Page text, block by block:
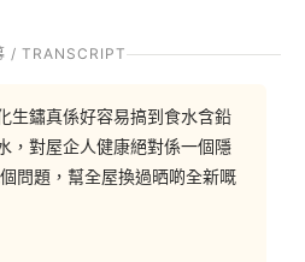
/ TRANSCRIPT
生鏽真係好容易搞到食水含鉛
，對屋企人健康絕對係一個隱
問題，幫全屋換過晒啲全新嘅